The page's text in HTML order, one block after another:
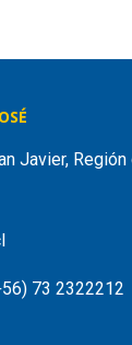
Javier, Región
73 2322212